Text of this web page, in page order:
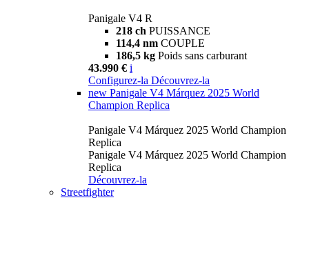
Panigale V4 R
218 ch PUISSANCE
114,4 nm COUPLE
186,5 kg Poids sans carburant
43.990 € i
Configurez-la Découvrez-la
new Panigale V4 Márquez 2025 World
Champion Replica
Panigale V4 Márquez 2025 World Champion
Replica
Panigale V4 Márquez 2025 World Champion
Replica
Découvrez-la
Streetfighter